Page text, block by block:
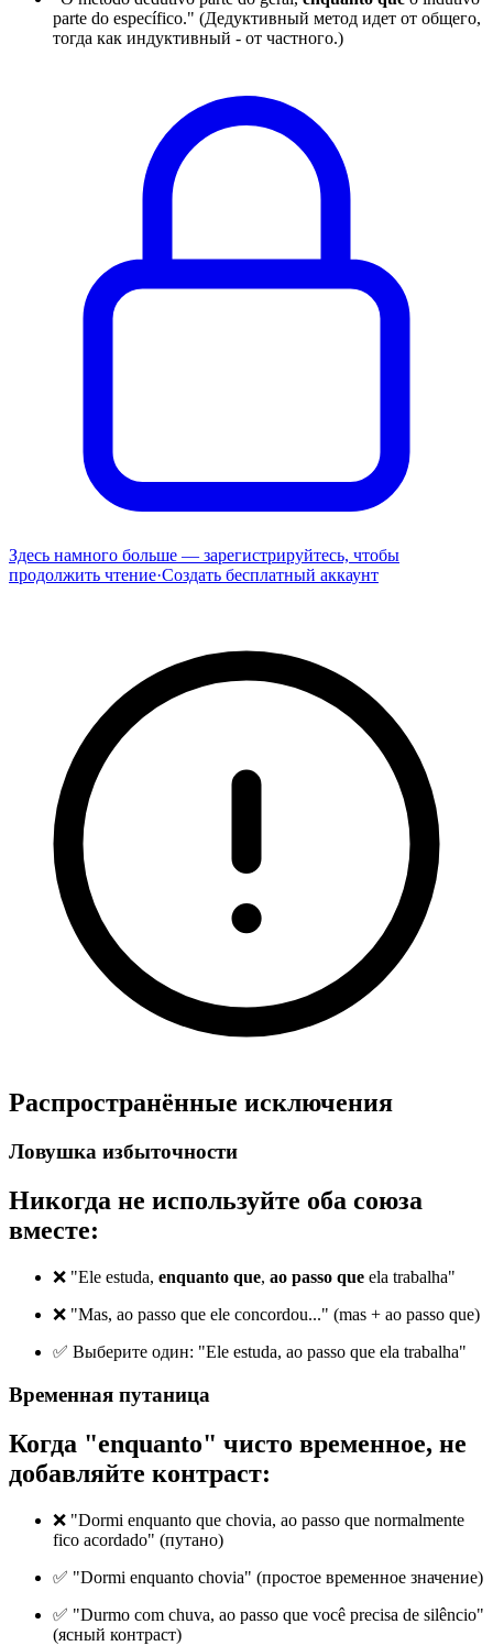
parte do específico." (Дедуктивный метод идет от общего,
тогда как индуктивный - от частного.)
Здесь намного больше — зарегистрируйтесь, чтобы
продолжить чтение·Создать бесплатный аккаунт
Распространённые исключения
Ловушка избыточности
Никогда не используйте оба союза
вместе:
❌ "Ele estuda, enquanto que, ao passo que ela trabalha"
❌ "Mas, ao passo que ele concordou..." (mas + ao passo que)
✅ Выберите один: "Ele estuda, ao passo que ela trabalha"
Временная путаница
Когда "enquanto" чисто временное, не
добавляйте контраст:
❌ "Dormi enquanto que chovia, ao passo que normalmente
fico acordado" (путано)
✅ "Dormi enquanto chovia" (простое временное значение)
✅ "Durmo com chuva, ao passo que você precisa de silêncio"
(ясный контраст)